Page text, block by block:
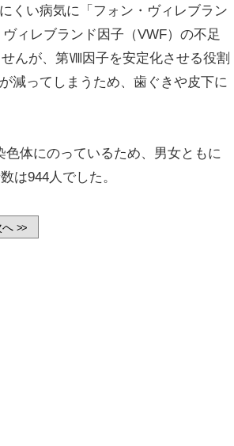
くい病気に「フォン・ヴィレブラン
ィレブランド因子（VWF）の不足
んが、第Ⅷ因子を安定化させる役割
減ってしまうため、歯ぐきや皮下に
体にのっているため、男女ともに
は944人でした。
へ >>